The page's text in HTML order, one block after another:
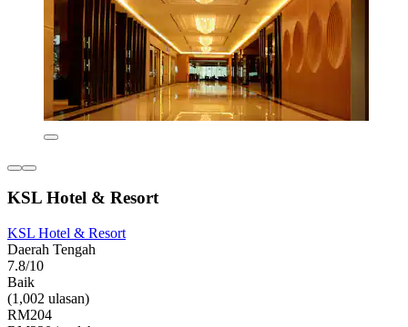
KSL Hotel & Resort
KSL Hotel & Resort
Daerah Tengah
7.8/10
Baik
(1,002 ulasan)
RM204